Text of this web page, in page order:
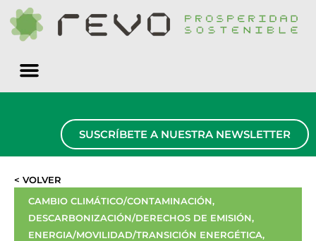
SUSCRÍBETE A NUESTRA NEWSLETTER
< VOLVER
CAMBIO CLIMÁTICO/CONTAMINACIÓN,
DESCARBONIZACIÓN/DERECHOS DE EMISIÓN,
ENERGIA/MOVILIDAD/TRANSICIÓN ENERGÉTICA,